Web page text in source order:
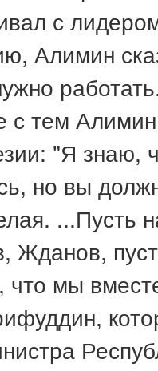
с
Алимин
с тем
"Я знаю,
но вы
...Пусть
Жданов,
что мы